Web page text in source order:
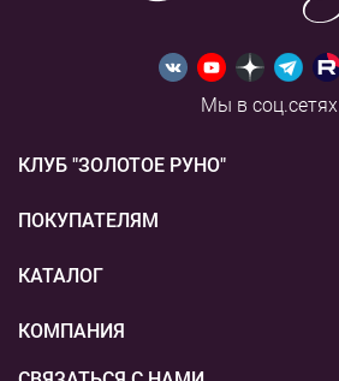
Мы в соц.сетях
КЛУБ "ЗОЛОТОЕ РУНО"
Новости
Акции
ПОКУПАТЕЛЯМ
Бонусная система
Подарочные сертификаты
Способы оплаты
КАТАЛОГ
Вышивка
КОМПАНИЯ